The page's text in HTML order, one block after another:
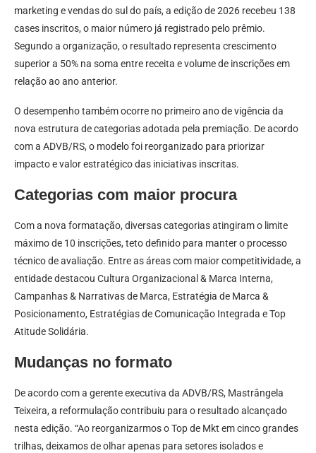
marketing e vendas do sul do país, a edição de 2026 recebeu 138
cases inscritos, o maior número já registrado pelo prêmio.
Segundo a organização, o resultado representa crescimento
superior a 50% na soma entre receita e volume de inscrições em
relação ao ano anterior.
O desempenho também ocorre no primeiro ano de vigência da
nova estrutura de categorias adotada pela premiação. De acordo
com a ADVB/RS, o modelo foi reorganizado para priorizar
impacto e valor estratégico das iniciativas inscritas.
Categorias com maior procura
Com a nova formatação, diversas categorias atingiram o limite
máximo de 10 inscrições, teto definido para manter o processo
técnico de avaliação. Entre as áreas com maior competitividade, a
entidade destacou Cultura Organizacional & Marca Interna,
Campanhas & Narrativas de Marca, Estratégia de Marca &
Posicionamento, Estratégias de Comunicação Integrada e Top
Atitude Solidária.
Mudanças no formato
De acordo com a gerente executiva da ADVB/RS, Mastrângela
Teixeira, a reformulação contribuiu para o resultado alcançado
nesta edição. “Ao reorganizarmos o Top de Mkt em cinco grandes
trilhas, deixamos de olhar apenas para setores isolados e